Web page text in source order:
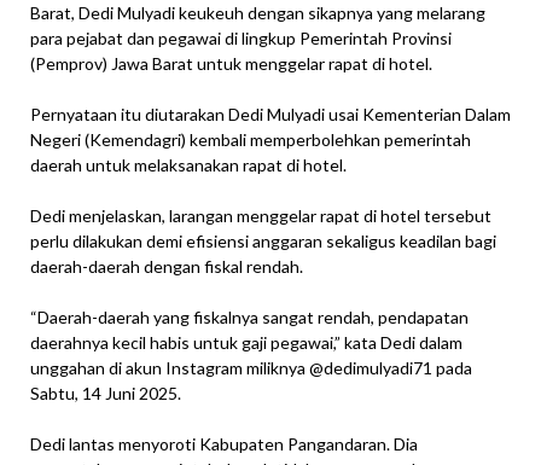
Barat, Dedi Mulyadi keukeuh dengan sikapnya yang melarang
para pejabat dan pegawai di lingkup Pemerintah Provinsi
(Pemprov) Jawa Barat untuk menggelar rapat di hotel.
Pernyataan itu diutarakan Dedi Mulyadi usai Kementerian Dalam
Negeri (Kemendagri) kembali memperbolehkan pemerintah
daerah untuk melaksanakan rapat di hotel.
Dedi menjelaskan, larangan menggelar rapat di hotel tersebut
perlu dilakukan demi efisiensi anggaran sekaligus keadilan bagi
daerah-daerah dengan fiskal rendah.
“Daerah-daerah yang fiskalnya sangat rendah, pendapatan
daerahnya kecil habis untuk gaji pegawai,” kata Dedi dalam
unggahan di akun Instagram miliknya @dedimulyadi71 pada
Sabtu, 14 Juni 2025.
Dedi lantas menyoroti Kabupaten Pangandaran. Dia